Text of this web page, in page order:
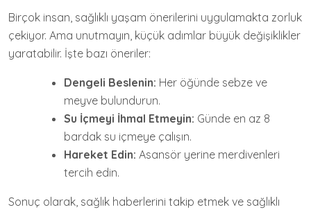
Birçok insan, sağlıklı yaşam önerilerini uygulamakta zorluk
çekiyor. Ama unutmayın, küçük adımlar büyük değişiklikler
yaratabilir. İşte bazı öneriler:
Dengeli Beslenin: Her öğünde sebze ve
meyve bulundurun.
Su İçmeyi İhmal Etmeyin: Günde en az 8
bardak su içmeye çalışın.
Hareket Edin: Asansör yerine merdivenleri
tercih edin.
Sonuç olarak, sağlık haberlerini takip etmek ve sağlıklı